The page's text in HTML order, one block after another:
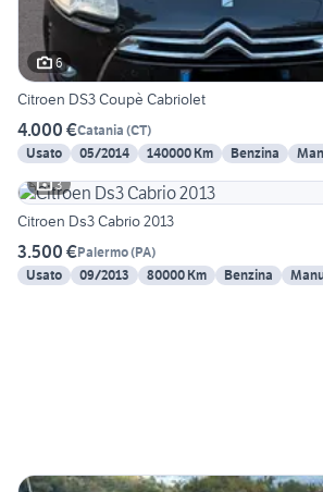
6
Citroen DS3 Coupè Cabriolet
4.000 €Catania (CT)
Usato
05/2014 140000 Km Benzina
3
Citroen Ds3 Cabrio 2013
3.500 €Palermo(PA)
Usato
09/2013 80000 Km Benzina